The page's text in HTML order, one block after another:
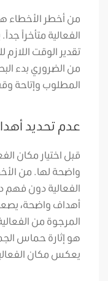
من أخطر الأخطاء
الفعالية متأخراً
تقدير الوقت
من الضروري بدء
المطلوب وإتاحة
عدم تحديد
قبل اختيار مكان
واضحة لها. من
الفعالية دون فهم
أهداف واضحة،
المرجوة من
هو إثارة حماس
يعكس مكان